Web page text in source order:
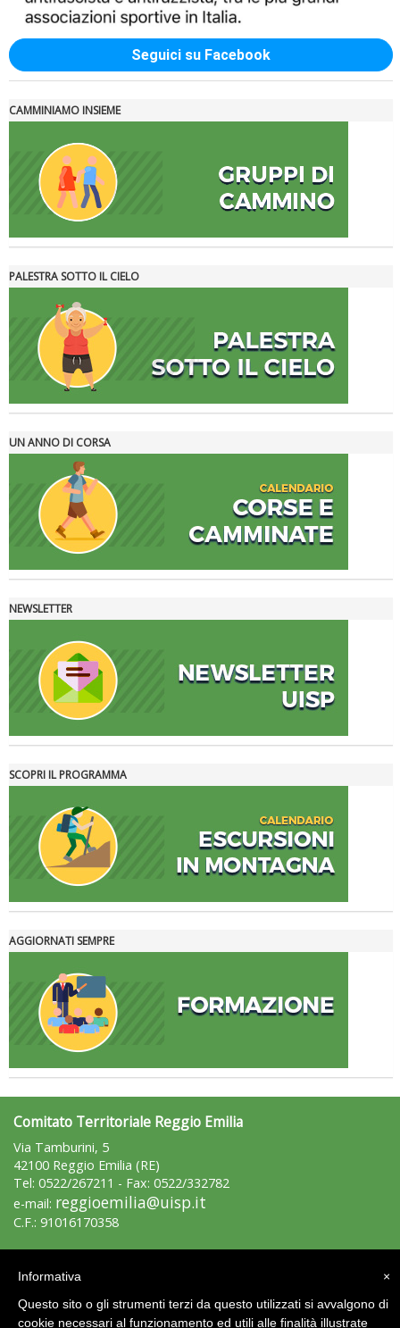
Ddl Lobby, Uisp: “Il Parlamento valorizzi le nostre specificità"
La formazione Uisp rallenta ma prosegue anche in estate
Tiziano Pesce nel Cda di Fondazione Terzjus: prima riunione a
Seguici su Facebook
CAMMINIAMO INSIEME
PALESTRA SOTTO IL CIELO
UN ANNO DI CORSA
NEWSLETTER
SCOPRI IL PROGRAMMA
AGGIORNATI SEMPRE
Comitato Territoriale Reggio Emilia
Via Tamburini, 5
42100 Reggio Emilia (RE)
Tel: 0522/267211 - Fax: 0522/332782
e-mail: reggioemilia@uisp.it
C.F.: 91016170358
×
Informativa
Questo sito o gli strumenti terzi da questo utilizzati si avvalgono di
cookie necessari al funzionamento ed utili alle finalità illustrate